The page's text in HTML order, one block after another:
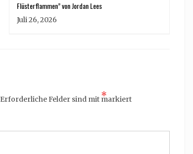
Flüsterflammen” von Jordan Lees
Juli 26, 2026
Erforderliche Felder sind mit *
markiert